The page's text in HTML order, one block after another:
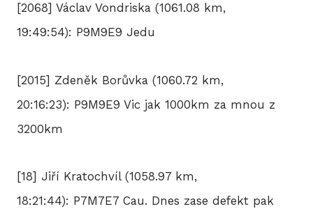
[2068] Václav Vondriska (1061.08 km,
19:49:54): P9M9E9 Jedu
[2015] Zdeněk Borůvka (1060.72 km,
20:16:23): P9M9E9 Vic jak 1000km za mnou z
3200km
[18] Jiří Kratochvíl (1058.97 km,
18:21:44): P7M7E7 Cau. Dnes zase defekt pak